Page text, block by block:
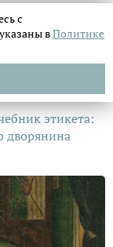
этикета:
дворянина
с
вПолитике